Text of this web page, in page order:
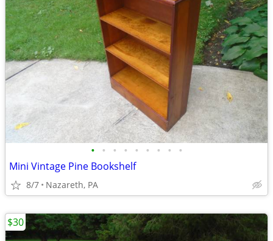
• • • • • • • • •
Mini Vintage Pine Bookshelf
8/7 Nazareth, PA
$30